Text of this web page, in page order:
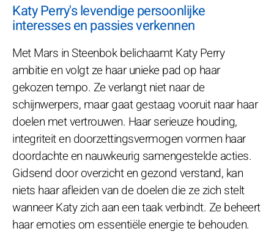
Katy Perry's levendige persoonlijke
interesses en passies verkennen
Met Mars in Steenbok belichaamt Katy Perry
ambitie en volgt ze haar unieke pad op haar
gekozen tempo. Ze verlangt niet naar de
schijnwerpers, maar gaat gestaag vooruit naar haar
doelen met vertrouwen. Haar serieuze houding,
integriteit en doorzettingsvermogen vormen haar
doordachte en nauwkeurig samengestelde acties.
Gidsend door overzicht en gezond verstand, kan
niets haar afleiden van de doelen die ze zich stelt
wanneer Katy zich aan een taak verbindt. Ze beheert
haar emoties om essentiële energie te behouden.